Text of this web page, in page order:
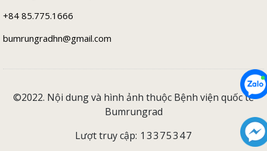
+84 85.775.1666
bumrungradhn@gmail.com
©2022. Nội dung và hình ảnh thuộc Bệnh viện quốc tế
Bumrungrad
Lượt truy cập: 13375347